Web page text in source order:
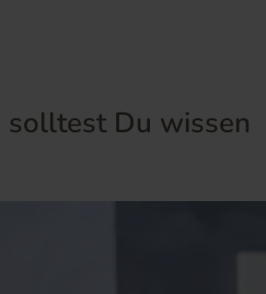
solltest Du wissen